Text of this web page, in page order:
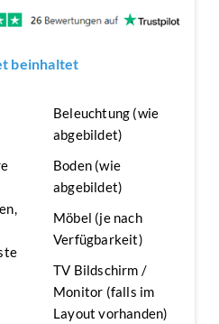
beinhaltet
Beleuchtung (wie
abgebildet)
Boden (wie
abgebildet)
Möbel (je nach
Verfügbarkeit)
TV Bildschirm /
Monitor (falls im
Layout vorhanden)